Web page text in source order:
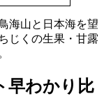
海山と日本海を望
じくの生果・甘露
早わかり比